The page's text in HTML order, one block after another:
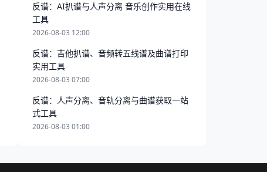
反谱：AI扒谱与人声分离 音乐创作实用在线
工具
2026-08-03 12:00
反谱：吉他扒谱、音频转五线谱及曲谱打印
实用工具
2026-08-03 07:00
反谱：人声分离、音轨分离与曲谱获取一站
式工具
2026-08-03 01:00